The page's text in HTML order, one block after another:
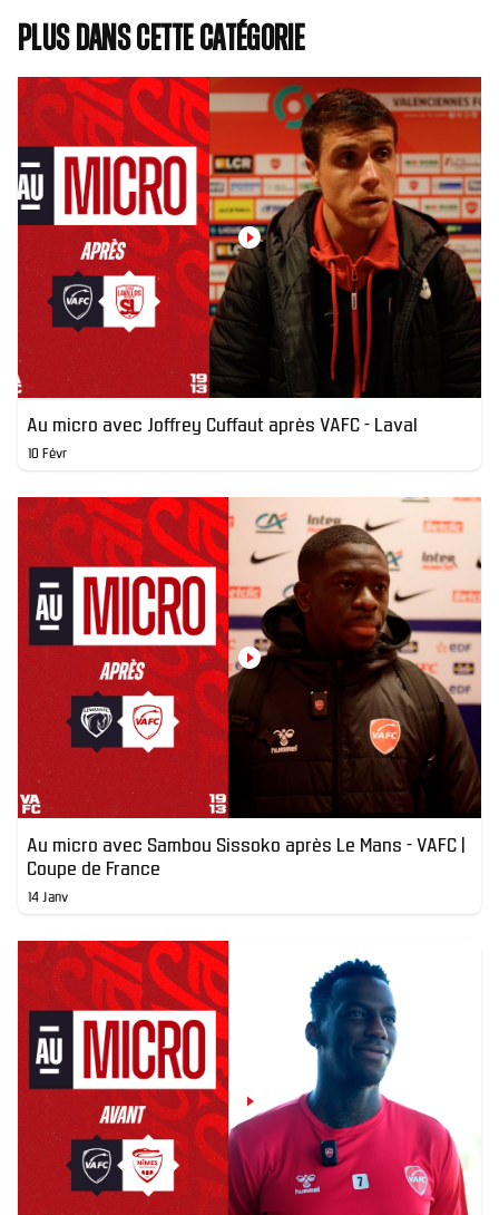
Plus dans cette catégorie
Au micro avec Joffrey Cuffaut après VAFC - Laval
10 Févr
Au micro avec Sambou Sissoko après Le Mans - VAFC |
Coupe de France
14 Janv